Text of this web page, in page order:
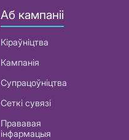
Аб кампаніі
Кіраўніцтва
Кампанія
Супрацоўніцтва
Сеткі сувязі
Прававая
інфармацыя